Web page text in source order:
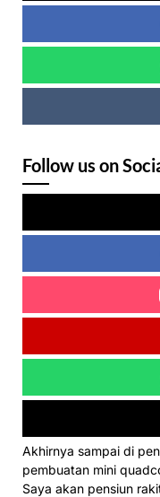
Follow us on
Akhirnya sampai di
pembuatan mini
Saya akan pensiun